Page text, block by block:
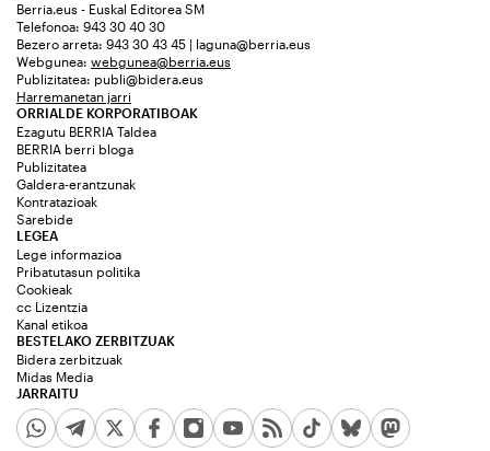
Berria.eus - Euskal Editorea SM
Telefonoa: 943 30 40 30
Bezero arreta: 943 30 43 45 | laguna@berria.eus
Webgunea: webgunea@berria.eus
Publizitatea: publi@bidera.eus
Harremanetan jarri
ORRIALDE KORPORATIBOAK
Ezagutu BERRIA Taldea
BERRIA berri bloga
Publizitatea
Galdera-erantzunak
Kontratazioak
Sarebide
JARRAITU
LEGEA
Lege informazioa
Pribatutasun politika
Cookieak
cc Lizentzia
Kanal etikoa
BESTELAKO ZERBITZUAK
Bidera zerbitzuak
Midas Media